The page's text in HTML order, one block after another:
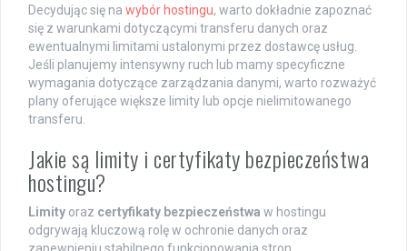
Decydując się na wybór hostingu, warto dokładnie zapoznać
się z warunkami dotyczącymi transferu danych oraz
ewentualnymi limitami ustalonymi przez dostawcę usług.
Jeśli planujemy intensywny ruch lub mamy specyficzne
wymagania dotyczące zarządzania danymi, warto rozważyć
plany oferujące większe limity lub opcje nielimitowanego
transferu.
Jakie są limity i certyfikaty bezpieczeństwa
hostingu?
Limity oraz certyfikaty bezpieczeństwa w hostingu
odgrywają kluczową rolę w ochronie danych oraz